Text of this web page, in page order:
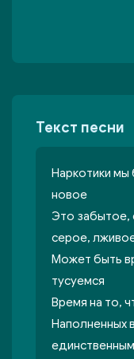
Текст песни
Наркотики
новое
Это забытое,
серое,
Может быть
тусуемся
Время на то,
Наполненных